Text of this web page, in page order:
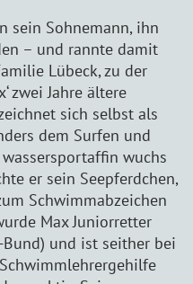
sein Sohnemann, ihn
– und rannte damit
Lübeck, zu der
zwei Jahre ältere
sich selbst als
dem Surfen und
wuchs
er sein Seepferdchen,
Schwimmabzeichen
Max Juniorretter
und ist seither bei